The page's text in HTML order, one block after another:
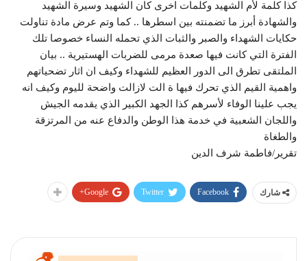
كذا كلمة لأم الشهيد وكلمات اخرى كان الشهيد وسيرة الشهيد
والشهادة أبرز ما تضمنته بين اسطرها .. كما وتم عرض مادة تناولت
حكايات الشهداء والصبر والثبات الذي تحمله النساء خصوصا تلك
الفترة التي كانت فيها صعدة مرمى للضربات الهستيرية .. بيان
الملتقى تطرق الى الدور العظيم للشهداء وكيف ان اثار تضحياتهم
واهمية القيم الذي تحرك فيها ة الت لازالت واضحة لليوم وكيف انه
يجب علينا الوفاء لأسرهم كذا الجهد الكبير الذي يقدمه الجيش
واللجان الشعبية في خدمة هذا الوطن والدفاع عنه من المرتزقة
والطغاة
تقرير/فاطمة شرف الدين
شارك Facebook
Twitter
Google+